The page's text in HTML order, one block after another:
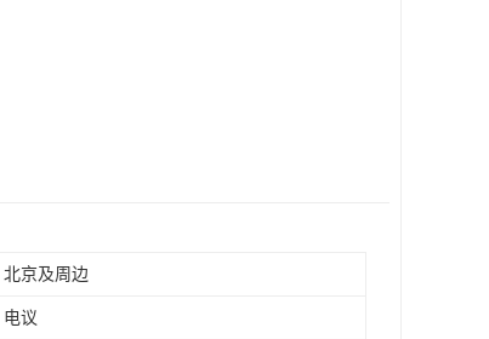
北京及周边
电议